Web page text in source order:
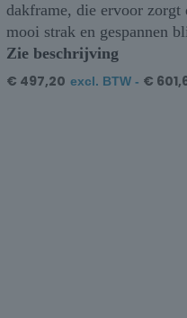
dakframe, die ervoor zorgt
mooi strak en gespannen
Zie beschrijving
€ 497,20 excl. BTW - €